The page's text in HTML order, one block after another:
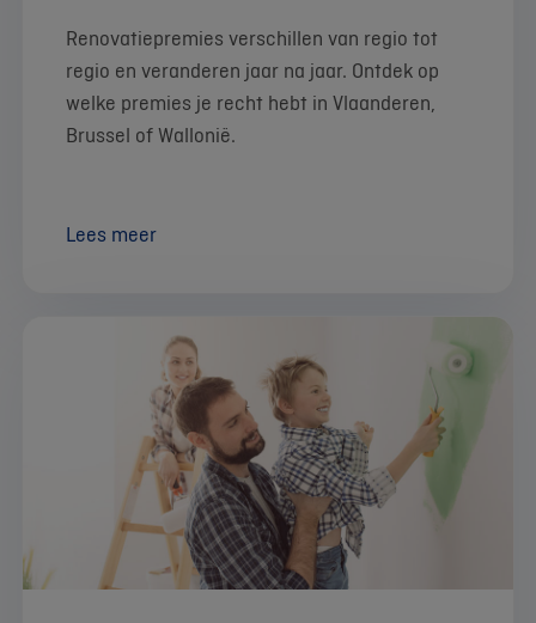
Renovatiepremies verschillen van regio tot
regio en veranderen jaar na jaar. Ontdek op
welke premies je recht hebt in Vlaanderen,
Brussel of Wallonië.
Lees meer